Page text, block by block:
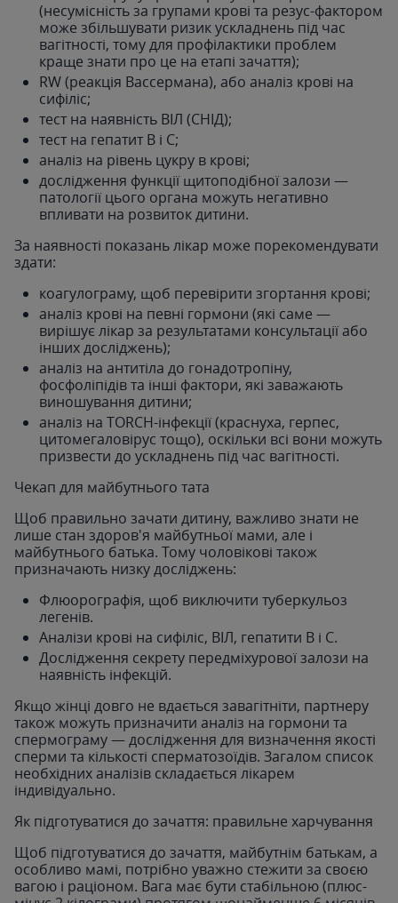
(несумісність за групами крові та резус-фактором
може збільшувати ризик ускладнень під час
вагітності, тому для профілактики проблем
краще знати про це на етапі зачаття);
RW (реакція Вассермана), або аналіз крові на
сифіліс;
тест на наявність ВІЛ (СНІД);
тест на гепатит B і C;
аналіз на рівень цукру в крові;
дослідження функції щитоподібної залози —
патології цього органа можуть негативно
впливати на розвиток дитини.
За наявності показань лікар може порекомендувати
здати:
коагулограму, щоб перевірити згортання крові;
аналіз крові на певні гормони (які саме —
вирішує лікар за результатами консультації або
інших досліджень);
аналіз на антитіла до гонадотропіну,
фосфоліпідів та інші фактори, які заважають
виношування дитини;
аналіз на TORCH-інфекції (краснуха, герпес,
цитомегаловірус тощо), оскільки всі вони можуть
призвести до ускладнень під час вагітності.
Чекап для майбутнього тата
Щоб правильно зачати дитину, важливо знати не
лише стан здоров'я майбутньої мами, але і
майбутнього батька. Тому чоловікові також
призначають низку досліджень:
Флюорографія, щоб виключити туберкульоз
легенів.
Аналізи крові на сифіліс, ВІЛ, гепатити B і C.
Дослідження секрету передміхурової залози на
наявність інфекцій.
Якщо жінці довго не вдається завагітніти, партнеру
також можуть призначити аналіз на гормони та
спермограму — дослідження для визначення якості
сперми та кількості сперматозоїдів. Загалом список
необхідних аналізів складається лікарем
індивідуально.
Як підготуватися до зачаття: правильне харчування
Щоб підготуватися до зачаття, майбутнім батькам, а
особливо мамі, потрібно уважно стежити за своєю
вагою і раціоном. Вага має бути стабільною (плюс-